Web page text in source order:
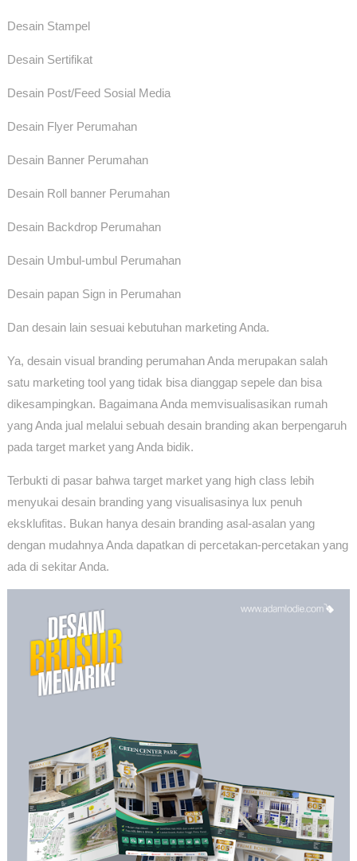
Desain Stampel
Desain Sertifikat
Desain Post/Feed Sosial Media
Desain Flyer Perumahan
Desain Banner Perumahan
Desain Roll banner Perumahan
Desain Backdrop Perumahan
Desain Umbul-umbul Perumahan
Desain papan Sign in Perumahan
Dan desain lain sesuai kebutuhan marketing Anda.
Ya, desain visual branding perumahan Anda merupakan salah
satu marketing tool yang tidak bisa dianggap sepele dan bisa
dikesampingkan. Bagaimana Anda memvisualisasikan rumah
yang Anda jual melalui sebuah desain branding akan berpengaruh
pada target market yang Anda bidik.
Terbukti di pasar bahwa target market yang high class lebih
menyukai desain branding yang visualisasinya lux penuh
eksklufitas. Bukan hanya desain branding asal-asalan yang
dengan mudahnya Anda dapatkan di percetakan-percetakan yang
ada di sekitar Anda.